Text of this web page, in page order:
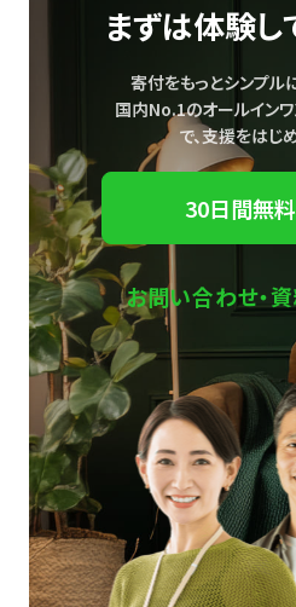
まずは体験し
寄付をもっとシンプル
国内No.1のオールイン
で、支援をはじめ
30日間無
お問い合わせ・